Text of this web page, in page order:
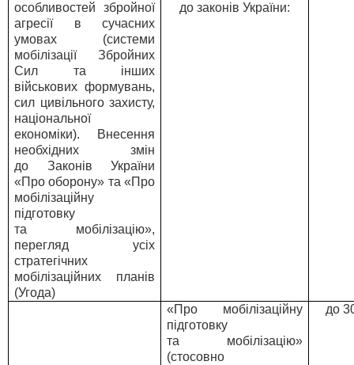
особливостей збройної
агресії в сучасних
умовах (системи
мобілізації Збройних
Сил та інших
військових формувань,
сил цивільного захисту,
національної
економіки). Внесення
необхідних змін
до Законів України
«Про оборону» та «Про
мобілізаційну
підготовку
та мобілізацію»,
перегляд усіх
стратегічних
мобілізаційних планів
(Угода)
до законів України:
«Про мобілізаційну
підготовку
та мобілізацію»
(стосовно
до